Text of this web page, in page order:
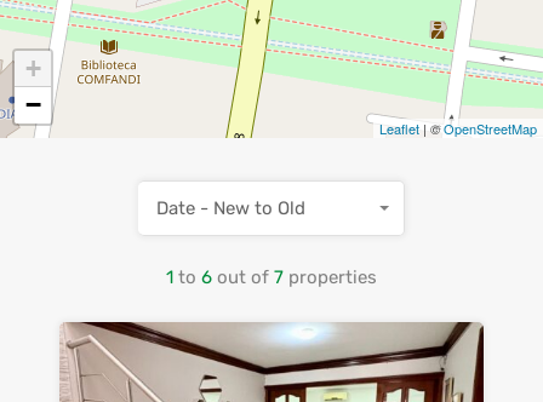
+
−
Leaflet | ©OpenStreetMap
1 to 6 out of 7 properties
Date - New to Old